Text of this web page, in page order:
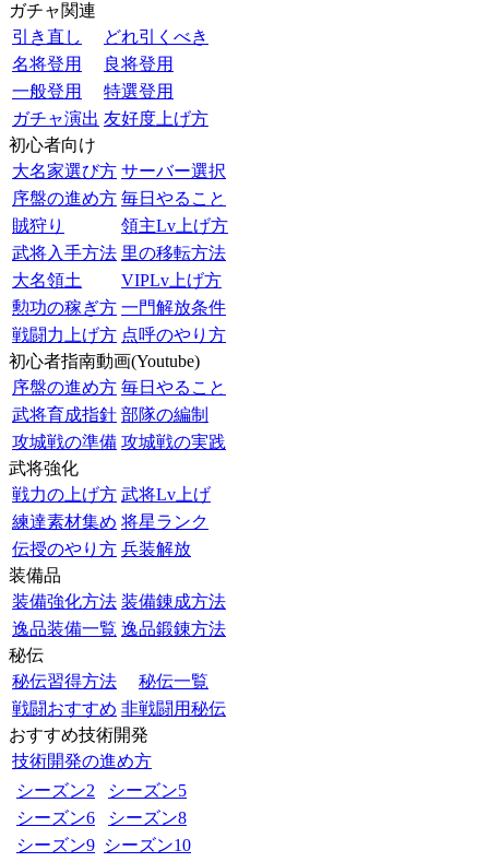
ガチャ関連
引き直し
どれ引くべき
名将登用
良将登用
一般登用
特選登用
ガチャ演出 友好度上げ方
初心者向け
大名家選び方 サーバー選択
序盤の進め方 毎日やること
賊狩り
領主Lv上げ方
武将入手方法 里の移転方法
大名領土
VIPLv上げ方
勲功の稼ぎ方 一門解放条件
戦闘力上げ方 点呼のやり方
初心者指南動画(Youtube)
序盤の進め方 毎日やること
武将育成指針 部隊の編制
攻城戦の準備 攻城戦の実践
武将強化
戦力の上げ方 武将Lv上げ
練達素材集め 将星ランク
伝授のやり方 兵装解放
装備品
装備強化方法 装備錬成方法
逸品装備一覧 逸品鍛錬方法
秘伝
秘伝習得方法
秘伝一覧
戦闘おすすめ 非戦闘用秘伝
おすすめ技術開発
技術開発の進め方
シーズン2
シーズン5
シーズン6
シーズン8
シーズン9 シーズン10